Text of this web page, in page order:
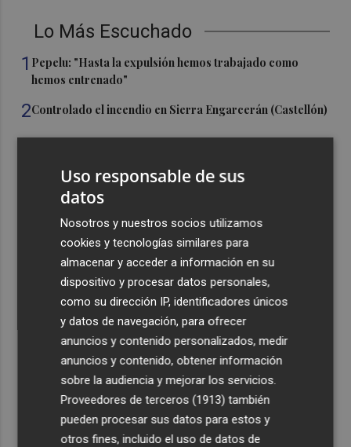
Lo Más Escuchado
1 Pepelu: "Hasta la expulsión hemos trabajado como
hemos entrenado"
2Controlado el incendio en Sierra Engarcerán (Castellón)
seguridad alarma a gobiernos y empresas
El eclipse solar dispara el turismo y las búsquedas de
alojamiento crecen hasta un 500%
El cubano Papillo triunfa en el certamen del Trovo
Pascual García-Mateos de La Unión
Recibe toda la actualidad de
Plaza Podcast en tu correo
Quiero suscribirme
Uso responsable de sus
datos
Nosotros y nuestros socios utilizamos
cookies y tecnologías similares para
almacenar y acceder a información en su
dispositivo y procesar datos personales,
como su dirección IP, identificadores únicos
y datos de navegación, para ofrecer
anuncios y contenido personalizados, medir
anuncios y contenido, obtener información
sobre la audiencia y mejorar los servicios.
Proveedores de terceros (1913) también
pueden procesar sus datos para estos y
otros fines, incluido el uso de datos de